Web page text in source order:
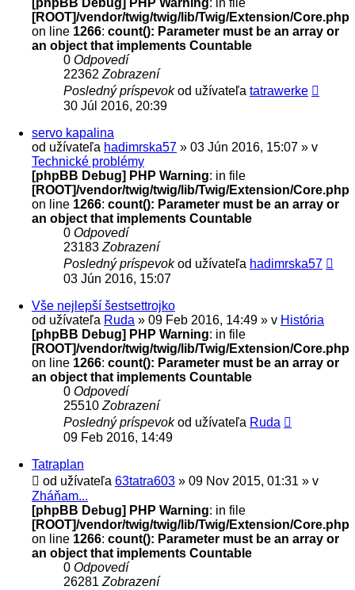
[ROOT]/vendor/twig/twig/lib/Twig/Extension/Core.php
on line 1266: count(): Parameter must be an array or
an object that implements Countable
0 Odpovedí
22362 Zobrazení
Posledný príspevokod užívateľa tatrawerke
30 Júl 2016, 20:39
servo kapalina
od užívateľa hadimrska57 » 03 Jún 2016, 15:07 » v
Technické problémy
[phpBB Debug] PHP Warning: in file
[ROOT]/vendor/twig/twig/lib/Twig/Extension/Core.php
on line 1266: count(): Parameter must be an array or
an object that implements Countable
0 Odpovedí
23183 Zobrazení
Posledný príspevokod užívateľa hadimrska57
03 Jún 2016, 15:07
Vše nejlepší šestsettrojko
od užívateľa Ruda » 09 Feb 2016, 14:49 » v História
[phpBB Debug] PHP Warning: in file
[ROOT]/vendor/twig/twig/lib/Twig/Extension/Core.php
on line 1266: count(): Parameter must be an array or
an object that implements Countable
0 Odpovedí
25510 Zobrazení
Posledný príspevokod užívateľa Ruda
09 Feb 2016, 14:49
Tatraplan
od užívateľa 63tatra603 » 09 Nov 2015, 01:31 » v
Zháňam...
[phpBB Debug] PHP Warning: in file
[ROOT]/vendor/twig/twig/lib/Twig/Extension/Core.php
on line 1266: count(): Parameter must be an array or
an object that implements Countable
0 Odpovedí
26281 Zobrazení